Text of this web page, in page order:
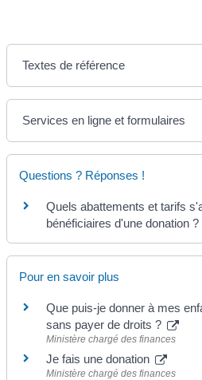
Textes de référence
Services en ligne et formulaires
Questions ? Réponses !
Quels abattements et tarifs
bénéficiaires d'une donation ?
Pour en savoir plus
Que puis-je donner à mes
sans payer de droits ?
Ministère chargé des finances
Je fais une donation
Ministère chargé des finances